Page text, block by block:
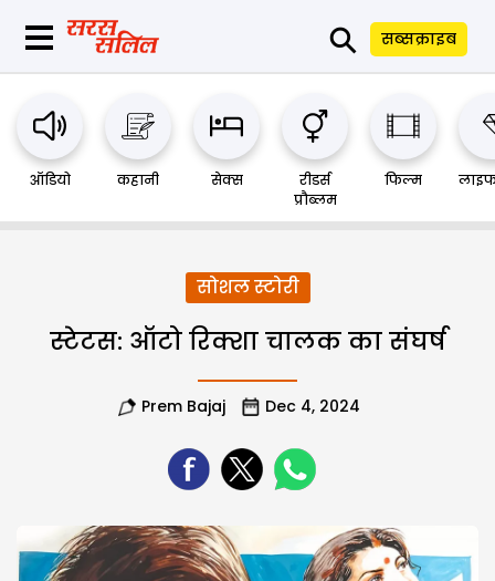
⚲ सब्सक्राइब
ऑडियो कहानी सेक्स
रीडर्स
प्रौब्लम
फिल्म
सोशल स्टोरी
स्टेटस: ऑटो रिक्शा चालक का संघर्ष
Prem Bajaj Dec 4, 2024